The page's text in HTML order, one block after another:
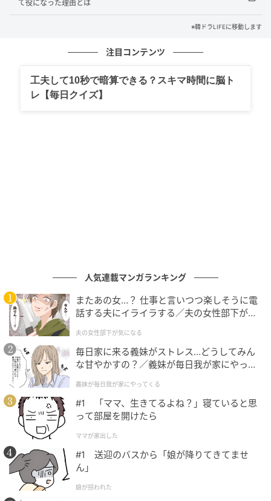
のにしたイム・ジヨン。現在は次回作となる新ドラマ
『アライク』（原題）への出演を検討している。
（記事提供＝OSEN）
元記事で読む
て役になった理由とは
※韓ドラLIFEに移動します
注目コンテンツ
工夫して10秒で暗算できる？スキマ時間に脳ト
レ【毎日クイズ】
人気連載マンガランキング
またあの女…？ 仕事と言いつつ楽しそうに電
話する夫にイライラする／夫の女性部下が気
夫の女性部下が気になる
毎日家に来る義妹がストレス…どうしてみん
な甘やかすの？／義妹が毎日我が家にやって
が】
義妹が毎日我が家にやってくる
#1 「ママ、生きてるよね？」寝ていると思
って部屋を開けたら
ママが家出した
#1 送迎のバスから「娘が降りてきてませ
ん」
娘が拐われた